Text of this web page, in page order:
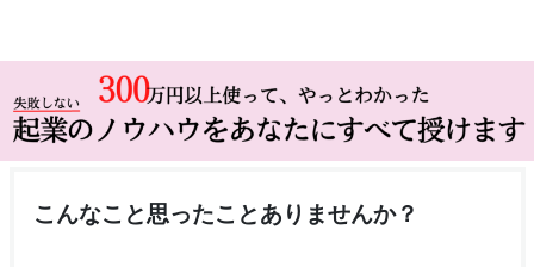
こんなこと思ったことありませんか？